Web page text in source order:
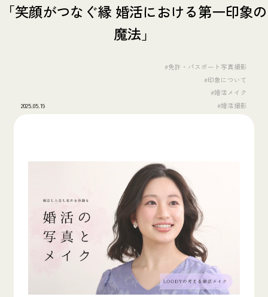
「笑顔がつなぐ縁 婚活における第一印象の
魔法」
2025.05.19
#免許・パスポート写真撮影
#印象について
#婚活メイク
#婚活撮影